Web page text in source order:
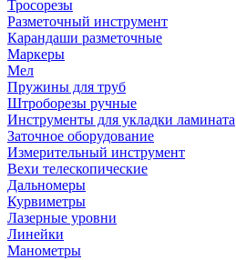
Тросорезы
Разметочный инструмент
Карандаши разметочные
Маркеры
Мел
Пружины для труб
Штроборезы ручные
Инструменты для укладки ламината
Заточное оборудование
Измерительный инструмент
Вехи телескопические
Дальномеры
Курвиметры
Лазерные уровни
Линейки
Манометры